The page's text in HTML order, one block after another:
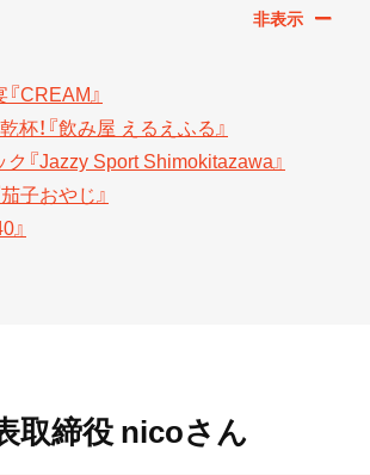
CREAM』
！『飲み屋 えるえふる』
『Jazzy Sport Shimokitazawa』
子おやじ』
取締役 nicoさん